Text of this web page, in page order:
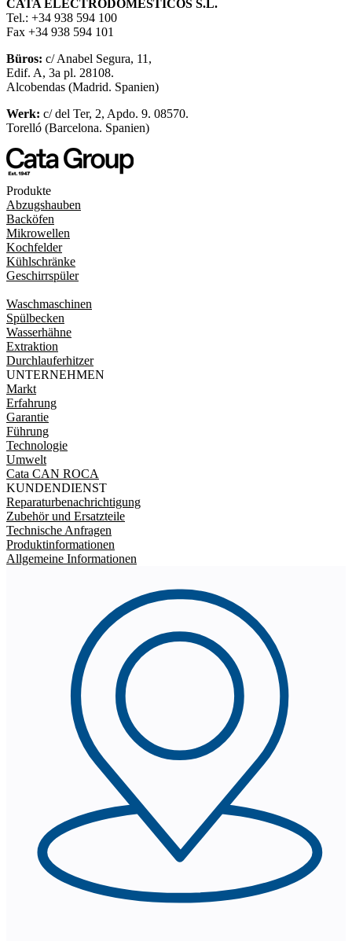
CATA ELECTRODOMÉSTICOS S.L.
Tel.: +34 938 594 100
Fax +34 938 594 101
Büros: c/ Anabel Segura, 11,
Edif. A, 3a pl. 28108.
Alcobendas (Madrid. Spanien)
Werk: c/ del Ter, 2, Apdo. 9. 08570.
Torelló (Barcelona. Spanien)
Produkte
Abzugshauben
Backöfen
Mikrowellen
Kochfelder
Kühlschränke
Geschirrspüler
Waschmaschinen
Spülbecken
Wasserhähne
Extraktion
Durchlauferhitzer
UNTERNEHMEN
Markt
Erfahrung
Garantie
Führung
Technologie
Umwelt
Cata CAN ROCA
KUNDENDIENST
Reparaturbenachrichtigung
Zubehör und Ersatzteile
Technische Anfragen
Produktinformationen
Allgemeine Informationen